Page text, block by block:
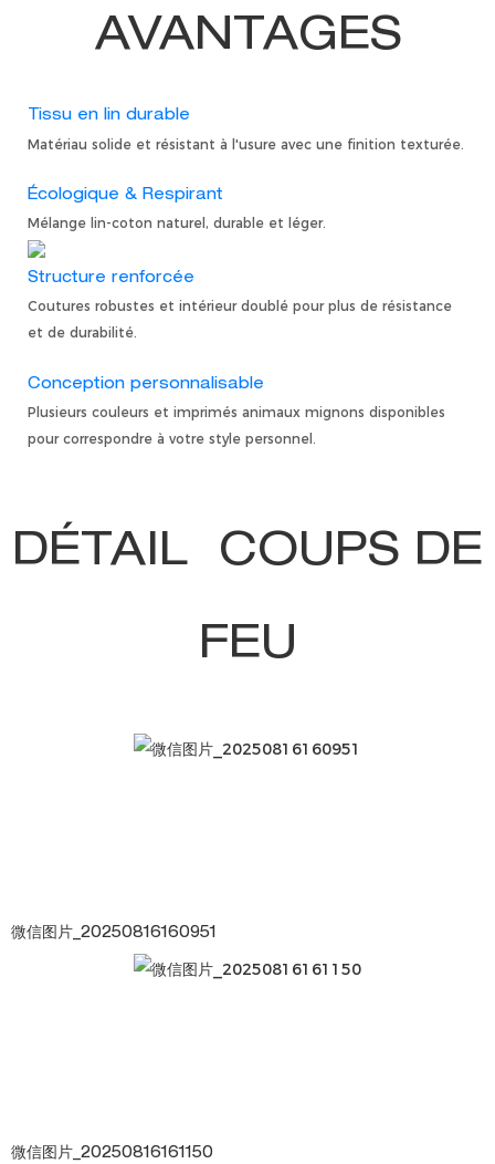
AVANTAGES
Tissu en lin durable
Matériau solide et résistant à l'usure avec une finition texturée.
Écologique & Respirant
Mélange lin-coton naturel, durable et léger.
Structure renforcée
Coutures robustes et intérieur doublé pour plus de résistance
et de durabilité.
Conception personnalisable
Plusieurs couleurs et imprimés animaux mignons disponibles
pour correspondre à votre style personnel.
DÉTAIL COUPS DE
FEU
微信图片_20250816160951
微信图片_20250816161150